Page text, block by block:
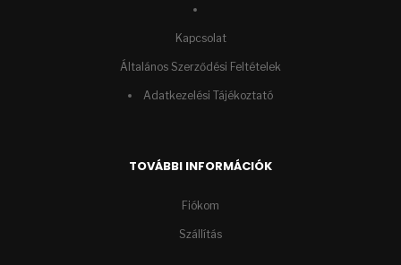
Kapcsolat
Általános Szerződési Feltételek
Adatkezelési Tájékoztató
TOVÁBBI INFORMÁCIÓK
Fiókom
Szállítás